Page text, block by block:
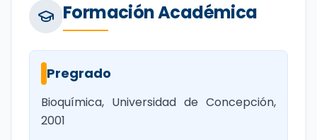
Formación Académica
Pregrado
Bioquímica, Universidad de Concepción,
2001